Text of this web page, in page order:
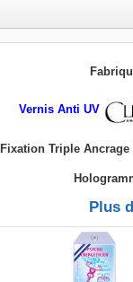
Vernis Anti UV
Fixation Triple Ancrage
Plus